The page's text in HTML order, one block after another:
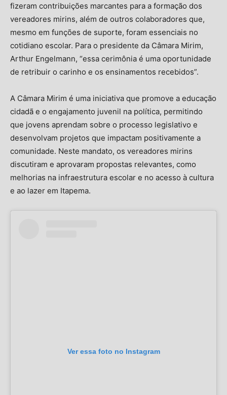
fizeram contribuições marcantes para a formação dos
vereadores mirins, além de outros colaboradores que,
mesmo em funções de suporte, foram essenciais no
cotidiano escolar. Para o presidente da Câmara Mirim,
Arthur Engelmann, “essa cerimônia é uma oportunidade
de retribuir o carinho e os ensinamentos recebidos”.
A Câmara Mirim é uma iniciativa que promove a educação
cidadã e o engajamento juvenil na política, permitindo
que jovens aprendam sobre o processo legislativo e
desenvolvam projetos que impactam positivamente a
comunidade. Neste mandato, os vereadores mirins
discutiram e aprovaram propostas relevantes, como
melhorias na infraestrutura escolar e no acesso à cultura
e ao lazer em Itapema.
Ver essa foto no Instagram